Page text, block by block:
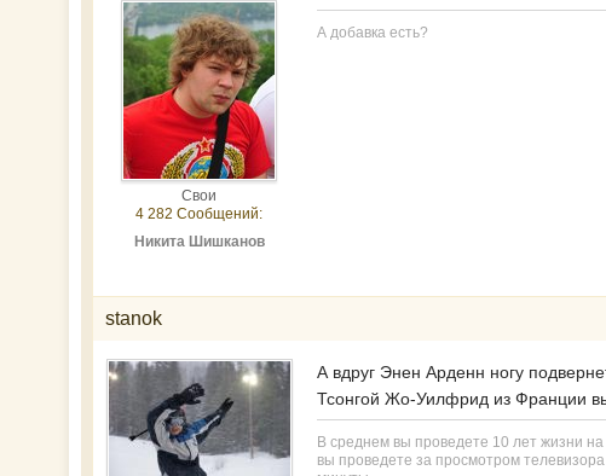
Свои
4 282 Сообщений:
Никита Шишканов
А добавка есть?
stanok
А вдруг Энен Арденн ногу
Тсонгой Жо-Уилфрид из Франции
В среднем вы проведете 10 лет жизни на
вы проведете за просмотром